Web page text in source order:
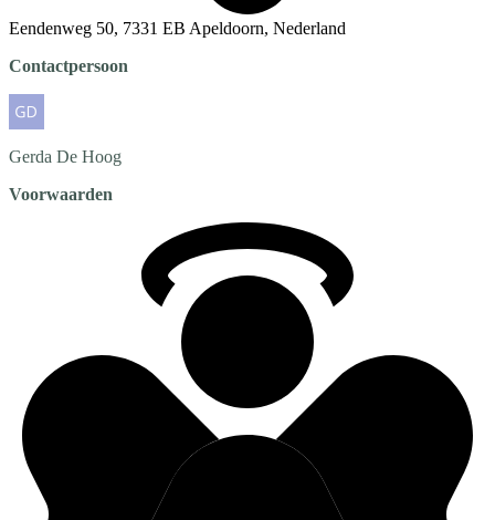
Eendenweg 50, 7331 EB Apeldoorn, Nederland
Contactpersoon
Gerda De Hoog
Voorwaarden